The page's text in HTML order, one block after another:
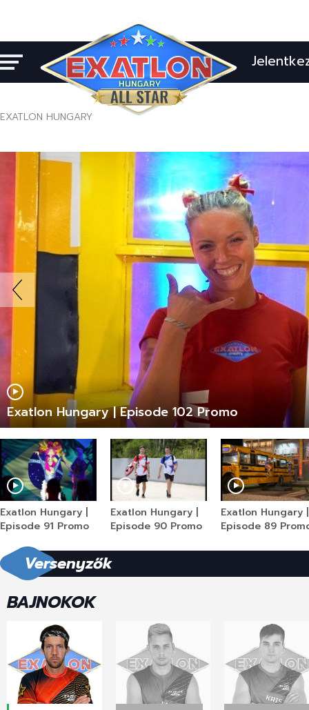
EXATLON HUNGARY
Exatlon Hungary | Episode 102 Promo
Exatlon Hungary |
Episode 91 Promo
Exatlon Hungary |
Episode 90 Promo
Exatlon Hungary |
Episode 89
Versenyzők
BAJNOKOK